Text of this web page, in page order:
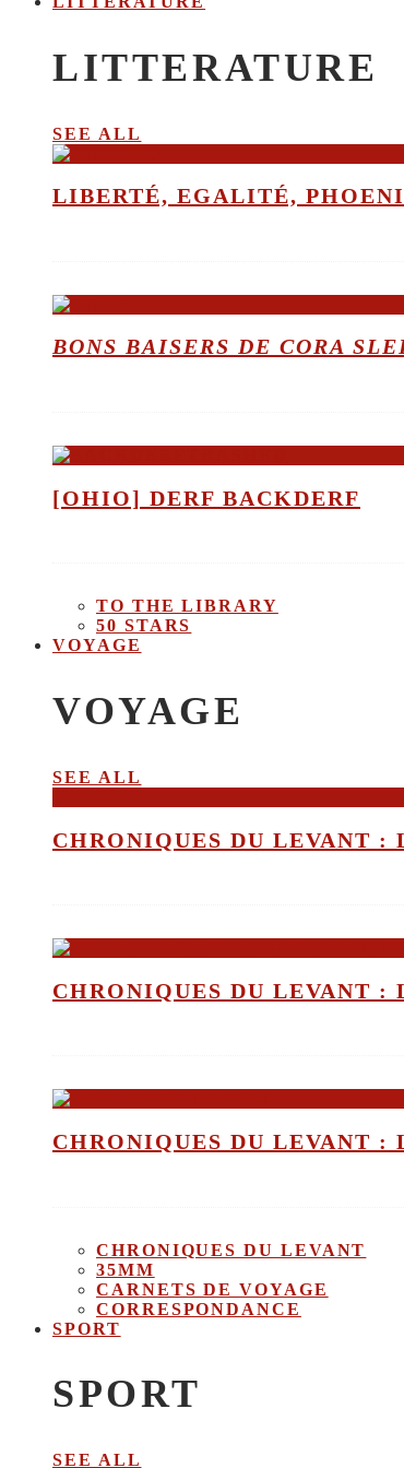
LITTERATURE
SEE ALL
LIBERTÉ, EGALITÉ,
BONS BAISERS DE CORA
[OHIO] DERF BACKDERF
TO THE LIBRARY
50 STARS
VOYAGE
VOYAGE
SEE ALL
CHRONIQUES DU LEVANT :
CHRONIQUES DU LEVANT :
CHRONIQUES DU LEVANT :
CHRONIQUES DU LEVANT
35MM
CARNETS DE VOYAGE
CORRESPONDANCE
SPORT
SPORT
SEE ALL